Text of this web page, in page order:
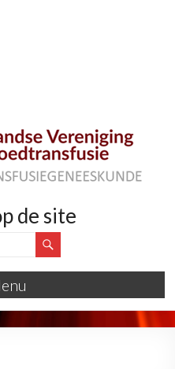
de site